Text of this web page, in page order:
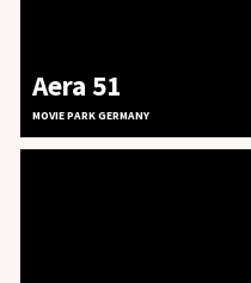
Aera 51
MOVIE PARK GERMANY